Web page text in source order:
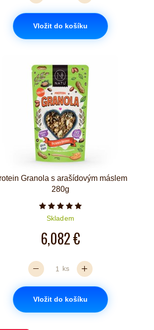
Vložit do košíku
Granola s arašídovým máslem
280g
Počet hvězdiček je 5 z 5
Skladem
6,082 €
ks
Vložit do košíku